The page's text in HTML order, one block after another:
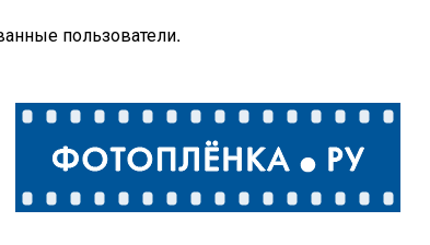
пользователи.